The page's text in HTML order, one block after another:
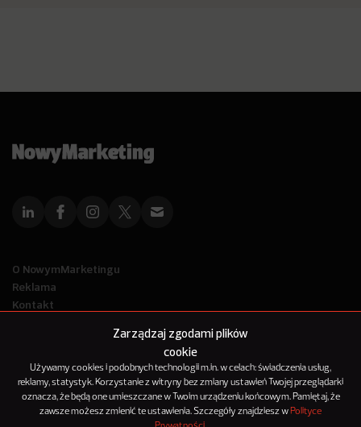
Zarządzaj zgodami plików
cookie
Używamy cookies i podobnych technologii m.in. w celach: świadczenia usług,
reklamy, statystyk. Korzystanie z witryny bez zmiany ustawień Twojej przeglądarki
oznacza, że będą one umieszczane w Twoim urządzeniu końcowym. Pamiętaj, że
zawsze możesz zmienić te ustawienia. Szczegóły znajdziesz w Polityce
O NowymMarketingu
Reklama
Kontakt
© 2012-2025